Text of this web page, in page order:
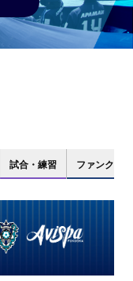
試合・練習 ファンクラブ